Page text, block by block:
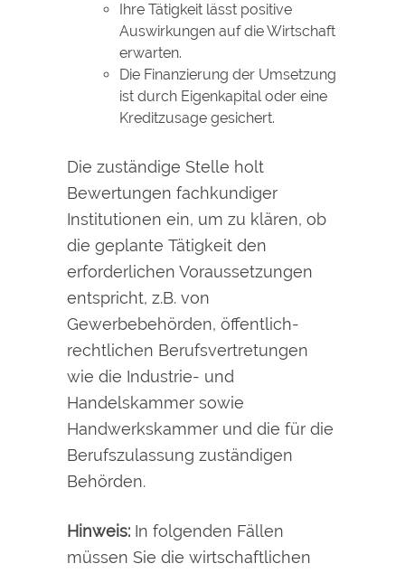
Ihre Tätigkeit lässt positive
Auswirkungen auf die Wirtschaft
erwarten.
Die Finanzierung der Umsetzung
ist durch Eigenkapital oder eine
Kreditzusage gesichert.
Die zuständige Stelle holt
Bewertungen fachkundiger
Institutionen ein, um zu klären, ob
die geplante Tätigkeit den
erforderlichen Voraussetzungen
entspricht, z.B. von
Gewerbebehörden, öffentlich-
rechtlichen Berufsvertretungen
wie die Industrie- und
Handelskammer sowie
Handwerkskammer und die für die
Berufszulassung zuständigen
Behörden.
Hinweis: In folgenden Fällen
müssen Sie die wirtschaftlichen